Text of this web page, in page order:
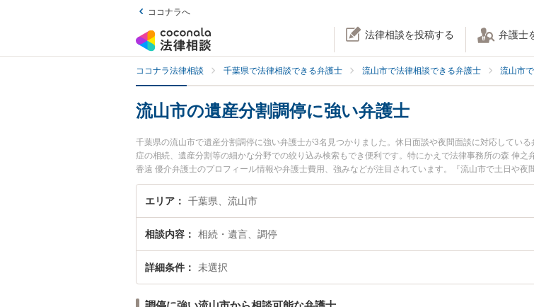
ココナラへ
法律相談を投稿する 弁護士
ココナラ法律相談 千葉県で法律相談できる弁護士 流山市で法律相談できる弁護士 流山市
流山市の遺産分割調停に強い弁護士
千葉県の流山市で遺産分割調停に強い弁護士が3名見つかりました。休日面談や夜間面談に対応してい
症の相続、遺産分割等の細かな分野での絞り込み検索もでき便利です。特にかえで法律事務所の森 伸
香遠 優介弁護士のプロフィール情報や弁護士費用、強みなどが注目されています。『流山市で土日や夜
『遺産分割調停のトラブル解決の実績豊富な近くの弁護士を検索したい』『初回相談無料で遺産分割
談者さんにおすすめです。
エリア 千葉県、流山市
相談内容 相続・遺言、調停
詳細条件 未選択